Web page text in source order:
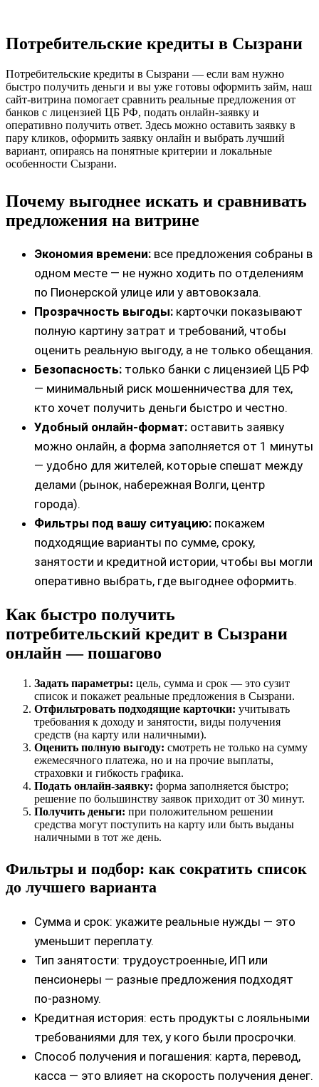
Потребительские кредиты в Сызрани
Потребительские кредиты в Сызрани — если вам нужно
быстро получить деньги и вы уже готовы оформить займ, наш
сайт‑витрина помогает сравнить реальные предложения от
банков с лицензией ЦБ РФ, подать онлайн‑заявку и
оперативно получить ответ. Здесь можно оставить заявку в
пару кликов, оформить заявку онлайн и выбрать лучший
вариант, опираясь на понятные критерии и локальные
особенности Сызрани.
Почему выгоднее искать и сравнивать
предложения на витрине
Экономия времени: все предложения собраны в
одном месте — не нужно ходить по отделениям
по Пионерской улице или у автовокзала.
Прозрачность выгоды: карточки показывают
полную картину затрат и требований, чтобы
оценить реальную выгоду, а не только обещания.
Безопасность: только банки с лицензией ЦБ РФ
— минимальный риск мошенничества для тех,
кто хочет получить деньги быстро и честно.
Удобный онлайн‑формат: оставить заявку
можно онлайн, а форма заполняется от 1 минуты
— удобно для жителей, которые спешат между
делами (рынок, набережная Волги, центр
города).
Фильтры под вашу ситуацию: покажем
подходящие варианты по сумме, сроку,
занятости и кредитной истории, чтобы вы могли
оперативно выбрать, где выгоднее оформить.
Как быстро получить
потребительский кредит в Сызрани
онлайн — пошагово
Задать параметры: цель, сумма и срок — это сузит
список и покажет реальные предложения в Сызрани.
Отфильтровать подходящие карточки: учитывать
требования к доходу и занятости, виды получения
средств (на карту или наличными).
Оценить полную выгоду: смотреть не только на сумму
ежемесячного платежа, но и на прочие выплаты,
страховки и гибкость графика.
Подать онлайн‑заявку: форма заполняется быстро;
решение по большинству заявок приходит от 30 минут.
Получить деньги: при положительном решении
средства могут поступить на карту или быть выданы
наличными в тот же день.
Фильтры и подбор: как сократить список
до лучшего варианта
Сумма и срок: укажите реальные нужды — это
уменьшит переплату.
Тип занятости: трудоустроенные, ИП или
пенсионеры — разные предложения подходят
по‑разному.
Кредитная история: есть продукты с лояльными
требованиями для тех, у кого были просрочки.
Способ получения и погашения: карта, перевод,
касса — это влияет на скорость получения денег.